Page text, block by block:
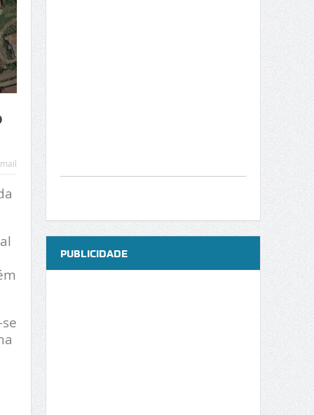
PUBLICIDADE